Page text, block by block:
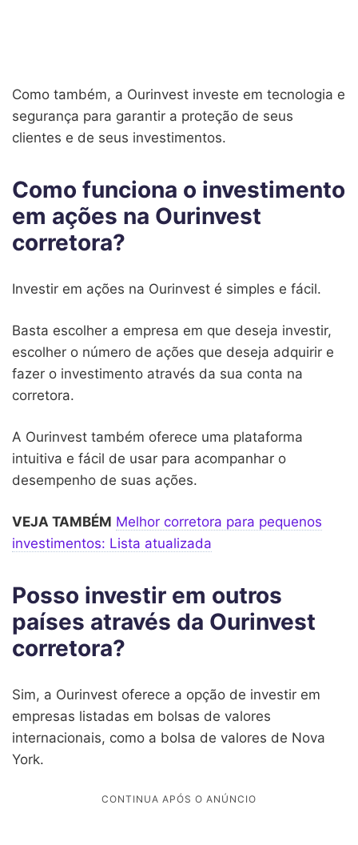
Como também, a Ourinvest investe em tecnologia e
segurança para garantir a proteção de seus
clientes e de seus investimentos.
Como funciona o investimento
em ações na Ourinvest
corretora?
Investir em ações na Ourinvest é simples e fácil.
Basta escolher a empresa em que deseja investir,
escolher o número de ações que deseja adquirir e
fazer o investimento através da sua conta na
corretora.
A Ourinvest também oferece uma plataforma
intuitiva e fácil de usar para acompanhar o
desempenho de suas ações.
VEJA TAMBÉM Melhor corretora para pequenos
investimentos: Lista atualizada
Posso investir em outros
países através da Ourinvest
corretora?
Sim, a Ourinvest oferece a opção de investir em
empresas listadas em bolsas de valores
internacionais, como a bolsa de valores de Nova
York.